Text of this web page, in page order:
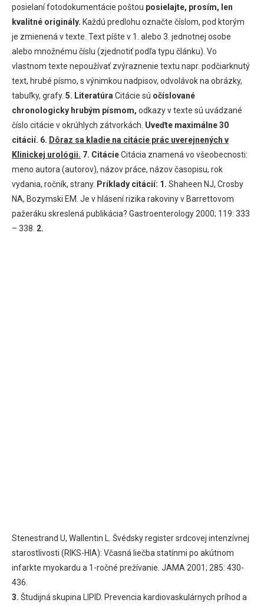
posielaní fotodokumentácie poštou posielajte, prosím, len
kvalitné originály. Každú predlohu označte číslom, pod ktorým
je zmienená v texte. Text píšte v 1. alebo 3. jednotnej osobe
alebo množnému číslu (zjednotiť podľa typu článku). Vo
vlastnom texte nepoužívať zvýraznenie textu napr. podčiarknutý
text, hrubé písmo, s výnimkou nadpisov, odvolávok na obrázky,
tabuľky, grafy. 5. Literatúra Citácie sú očíslované
chronologicky hrubým písmom, odkazy v texte sú uvádzané
číslo citácie v okrúhlych zátvorkách. Uveďte maximálne 30
citácií. 6. Dôraz sa kladie na citácie prác uverejnených v
Klinickej urológii. 7. CitácieCitácia znamená vo všeobecnosti:
meno autora (autorov), názov práce, názov časopisu, rok
vydania, ročník, strany. Príklady citácií: 1. Shaheen NJ, Crosby
NA, Bozymski EM. Je v hlásení rizika rakoviny v Barrettovom
pažeráku skreslená publikácia? Gastroenterology 2000; 119: 333
– 338. 2.
Stenestrand U, Wallentin L. Švédsky register srdcovej intenzívnej
starostlivosti (RIKS-HIA): Včasná liečba statínmi po akútnom
infarkte myokardu a 1-ročné prežívanie. JAMA 2001; 285: 430-
436.
3. Študijná skupina LIPID. Prevencia kardiovaskulárnych príhod a